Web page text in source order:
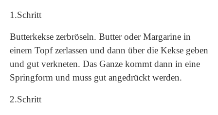
1.Schritt
Butterkekse zerbröseln. Butter oder Margarine in
einem Topf zerlassen und dann über die Kekse geben
und gut verkneten. Das Ganze kommt dann in eine
Springform und muss gut angedrückt werden.
2.Schritt